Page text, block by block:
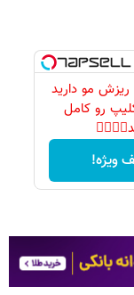
مو دارید
رو کامل
ویژه!